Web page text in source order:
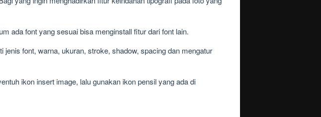
ada font yang sesuai bisa menginstall fitur dari font lain.
font, warna, ukuran, stroke, shadow, spacing dan mengatur
ikon insert image, lalu gunakan ikon pensil yang ada di